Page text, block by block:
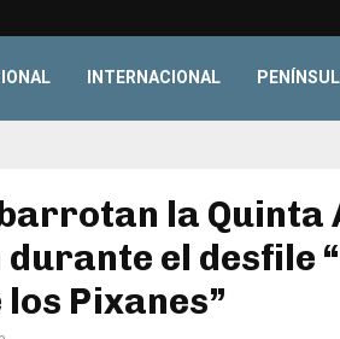
INTERNACIONAL
la Quinta
el desfile
los Pixanes”